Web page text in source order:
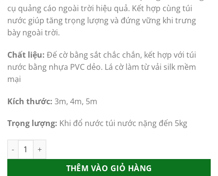
650,000.00₫.là:
cụ quảng cáo ngoài trời hiệu quả. Kết hợp cùng túi
nước giúp tăng trọng lượng và đứng vững khi trưng
bày ngoài trời.
Chất liệu: Đế cờ bằng sắt chắc chắn, kết hợp với túi
nước bằng nhựa PVC dẻo. Lá cờ làm từ vải silk mềm
mại
Kích thước: 3m, 4m, 5m
Trọng lượng: Khi đổ nước túi nước nặng đến 5kg
Cờ bãi biển có túi nước, cờ bãi biển quảng cáo số lượng
THÊM VÀO GIỎ HÀNG